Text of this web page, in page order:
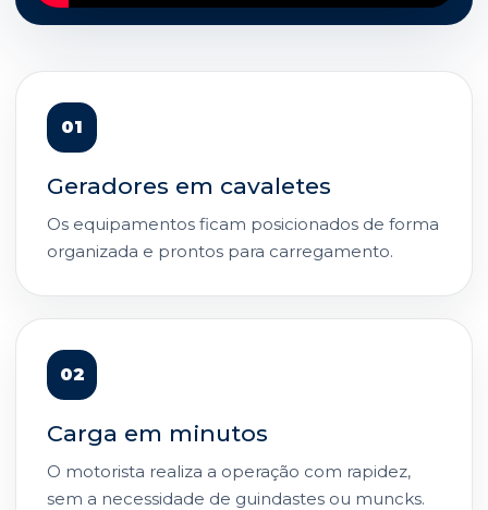
01
Geradores em cavaletes
Os equipamentos ficam posicionados de forma
organizada e prontos para carregamento.
02
Carga em minutos
O motorista realiza a operação com rapidez,
sem a necessidade de guindastes ou muncks.